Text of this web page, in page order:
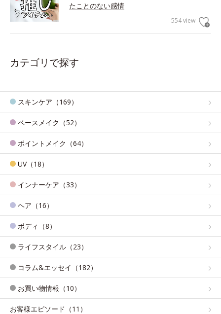
たことのない感情
554 view
カテゴリで探す
スキンケア（169）
ベースメイク（52）
ポイントメイク（64）
UV（18）
インナーケア（33）
ヘア（16）
ボディ（8）
ライフスタイル（23）
コラム&エッセイ（182）
お買い物情報（10）
お客様エピソード（11）